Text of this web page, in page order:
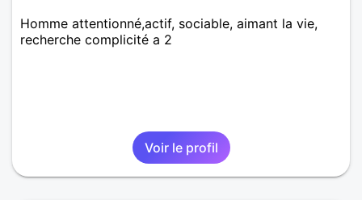
Homme attentionné,actif, sociable, aimant la vie,
recherche complicité a 2
Voir le profil